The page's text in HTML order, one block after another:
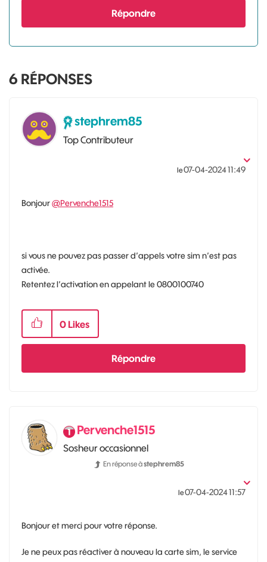
Répondre
6 RÉPONSES
stephrem85
Top Contributeur
le‎07-04-202411:49
Bonjour@Pervenche1515
si vous ne pouvez pas passer d’appels votre sim n’est pas
activée.
Retentez l’activation en appelant le 0800100740
0 Likes
Répondre
Pervenche1515
Sosheur occasionnel
En réponse àstephrem85
le‎07-04-202411:57
Bonjour et merci pour votre réponse.
Je ne peux pas réactiver à nouveau la carte sim, le service